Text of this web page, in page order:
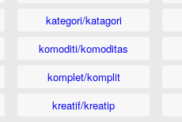
kategori/katagori
komoditi/komoditas
komplet/komplit
kreatif/kreatip